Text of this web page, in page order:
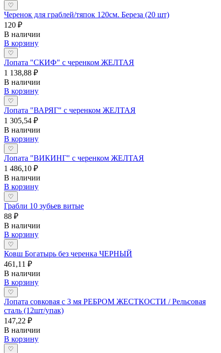
♡
Черенок для граблей/тяпок 120см. Береза (20 шт)
120 ₽
В наличии
В корзину
♡
Лопата "СКИФ" с черенком ЖЕЛТАЯ
1 138,88 ₽
В наличии
В корзину
♡
Лопата "ВАРЯГ" с черенком ЖЕЛТАЯ
1 305,54 ₽
В наличии
В корзину
♡
Лопата "ВИКИНГ" с черенком ЖЕЛТАЯ
1 486,10 ₽
В наличии
В корзину
♡
Грабли 10 зубьев витые
88 ₽
В наличии
В корзину
♡
Ковш Богатырь без черенка ЧЕРНЫЙ
461,11 ₽
В наличии
В корзину
♡
Лопата совковая с 3 мя РЕБРОМ ЖЕСТКОСТИ / Рельсовая
сталь (12шт/упак)
147,22 ₽
В наличии
В корзину
♡